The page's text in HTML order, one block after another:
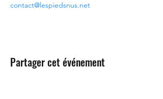
contact@lespiedsnus.net
Partager cet événement